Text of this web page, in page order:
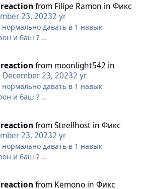
from Filipe Ramon inФикс
23, 20232 yr
давать в 1 навык
и баш ?
был 3х3from moonlight542 in
December 23, 20232 yr
давать в 1 навык
и баш ?
был 3х3fromSteellhost inФикс
23, 20232 yr
давать в 1 навык
и баш ?
from Kemono inФикс